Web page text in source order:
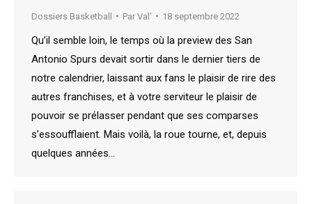
Dossiers Basketball Par Val' 18 septembre 2022
Qu’il semble loin, le temps où la preview des San
Antonio Spurs devait sortir dans le dernier tiers de
notre calendrier, laissant aux fans le plaisir de rire des
autres franchises, et à votre serviteur le plaisir de
pouvoir se prélasser pendant que ses comparses
s’essoufflaient. Mais voilà, la roue tourne, et, depuis
quelques années…